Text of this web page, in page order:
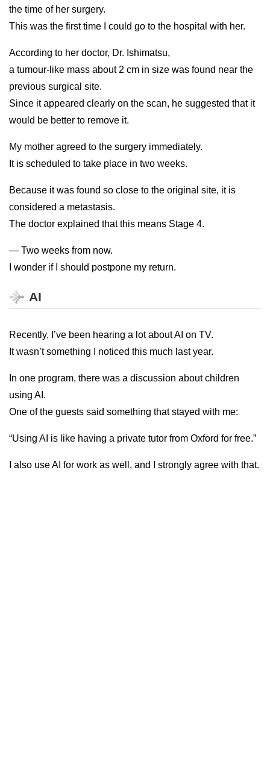
the time of her surgery.
This was the first time I could go to the hospital with her.
According to her doctor, Dr. Ishimatsu,
a tumour-like mass about 2 cm in size was found near the
previous surgical site.
Since it appeared clearly on the scan, he suggested that it
would be better to remove it.
My mother agreed to the surgery immediately.
It is scheduled to take place in two weeks.
Because it was found so close to the original site, it is
considered a metastasis.
The doctor explained that this means Stage 4.
— Two weeks from now.
I wonder if I should postpone my return.
AI
Recently, I’ve been hearing a lot about AI on TV.
It wasn’t something I noticed this much last year.
In one program, there was a discussion about children
using AI.
One of the guests said something that stayed with me:
“Using AI is like having a private tutor from Oxford for free.”
I also use AI for work as well, and I strongly agree with that.